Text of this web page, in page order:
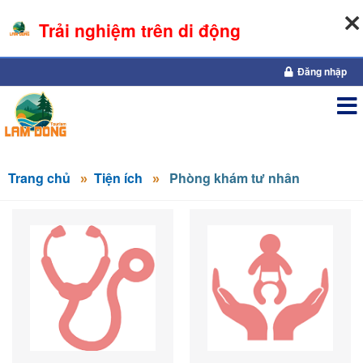
06-08-2026, 06:04:35
Đăng nhập
Trang chủ Tiện ích Phòng khám tư nhân
Trải nghiệm trên di động